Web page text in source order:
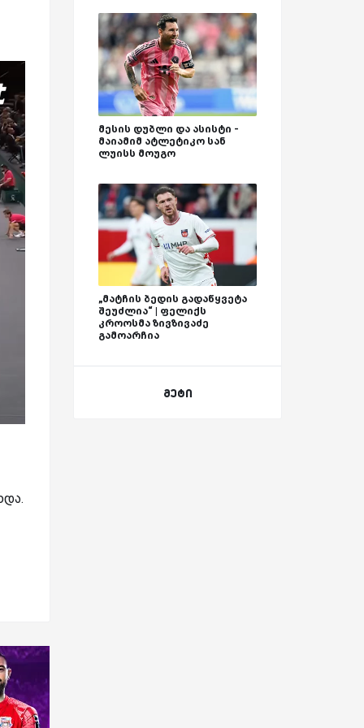
მესის დუბლი და ასისტი -
მაიამიმ ატლეტიკო სან
ლუისს მოუგო
„მატჩის ბედის გადაწყვეტა
შეუძლია“ | ფელიქს
კროოსმა ზივზივაძე
გამოარჩია
მეტი